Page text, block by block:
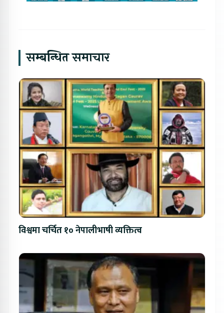
सम्बन्धित समाचार
विश्वमा चर्चित १० नेपालीभाषी व्यक्तित्व